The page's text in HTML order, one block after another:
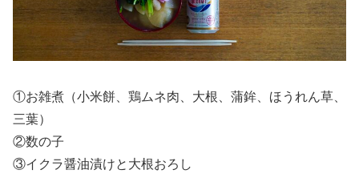
①お雑煮（小米餅、鶏ムネ肉、大根、蒲鉾、ほうれん草、
三葉）
②数の子
③イクラ醤油漬けと大根おろし